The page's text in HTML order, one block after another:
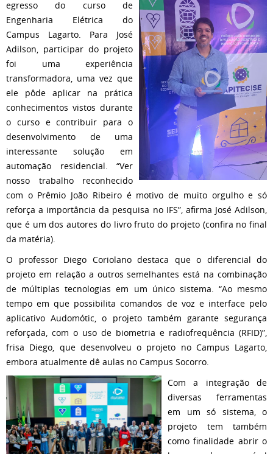
egresso do curso de
Engenharia Elétrica do
Campus Lagarto. Para José
Adilson, participar do projeto
foi uma experiência
transformadora, uma vez que
ele pôde aplicar na prática
conhecimentos vistos durante
o curso e contribuir para o
desenvolvimento de uma
interessante solução em
automação residencial. “Ver
nosso trabalho reconhecido
com o Prêmio João Ribeiro é motivo de muito orgulho e só
reforça a importância da pesquisa no IFS”, afirma José Adilson,
que é um dos autores do livro fruto do projeto (confira no final
da matéria).
O professor Diego Coriolano destaca que o diferencial do
projeto em relação a outros semelhantes está na combinação
de múltiplas tecnologias em um único sistema. “Ao mesmo
tempo em que possibilita comandos de voz e interface pelo
aplicativo Audomótic, o projeto também garante segurança
reforçada, com o uso de biometria e radiofrequência (RFID)”,
frisa Diego, que desenvolveu o projeto no Campus Lagarto,
embora atualmente dê aulas no Campus Socorro.
Com a integração de
diversas ferramentas
em um só sistema, o
projeto tem também
como finalidade abrir o